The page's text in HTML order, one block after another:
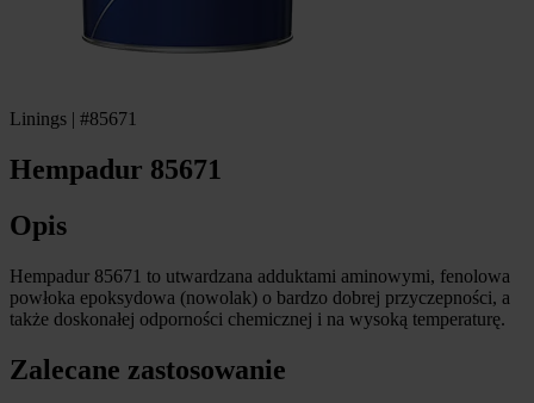
Linings | #85671
Hempadur 85671
Opis
Hempadur 85671 to utwardzana adduktami aminowymi, fenolowa
powłoka epoksydowa (nowolak) o bardzo dobrej przyczepności, a
także doskonałej odporności chemicznej i na wysoką temperaturę.
Zalecane zastosowanie